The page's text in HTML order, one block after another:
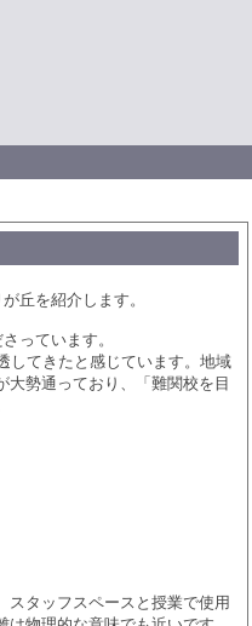
丘を紹介します。
っています。
してきたと感じています。地域
勢通っており、「難関校を目
スタッフスペースと授業で使用